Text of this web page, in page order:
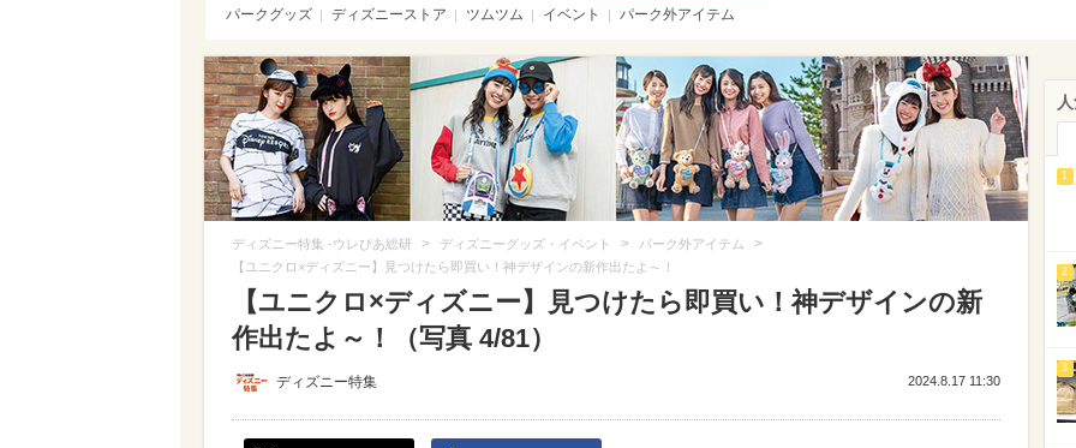
パークグッズ ディズニーストア ツムツム イベント パーク外アイテム
ディズニー特集 -ウレぴあ総研 > ディズニーグッズ・イベント > パーク外アイテム >
【ユニクロ×ディズニー】見つけたら即買い！神デザインの新作出たよ～！
【ユニクロ×ディズニー】見つけたら即買い！神デザインの新
作出たよ～！（写真 4/81）
ディズニー特集 2024.8.17 11:30
1
2
3